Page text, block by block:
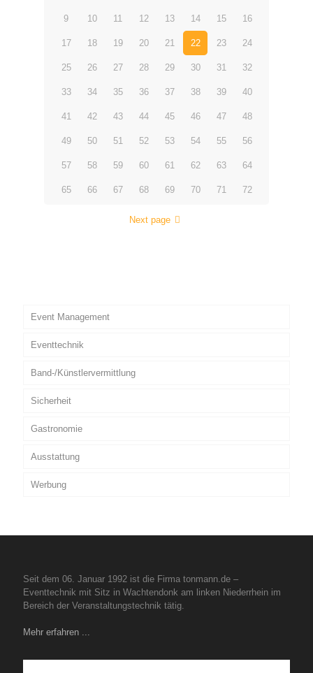
9 10 11 12 13 14 15 16
17 18 19 20 21 22 23 24
25 26 27 28 29 30 31 32
33 34 35 36 37 38 39 40
41 42 43 44 45 46 47 48
49 50 51 52 53 54 55 56
57 58 59 60 61 62 63 64
65 66 67 68 69 70 71 72
Next page
Event Management
Eventtechnik
Band-/Künstlervermittlung
Sicherheit
Gastronomie
Ausstattung
Werbung
Seit dem 06. Januar 1992 ist die Firma tonmann.de –
Eventtechnik mit Sitz in Wachtendonk am linken Niederrhein im
Bereich der Veranstaltungstechnik tätig.
Mehr erfahren ...